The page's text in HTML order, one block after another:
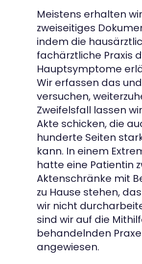
Meistens erhalten
zweiseitiges
indem die
fachärztliche Praxis
Hauptsymptome
Wir erfassen das und
versuchen,
Zweifelsfall lassen
Akte schicken, die
hunderte Seiten
kann. In einem
hatte eine Patientin
Aktenschränke mit
zu Hause stehen,
wir nicht
sind wir auf die
behandelnden
angewiesen.